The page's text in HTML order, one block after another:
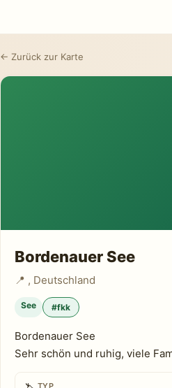
← Zurück zur Karte
Bordenauer See
📍 , Deutschland
See #fkk
Bordenauer See
Sehr schön und ruhig, viele
TYP